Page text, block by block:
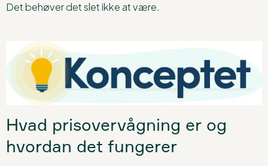
Det behøver det slet ikke at være.
Hvad prisovervågning er og
hvordan det fungerer